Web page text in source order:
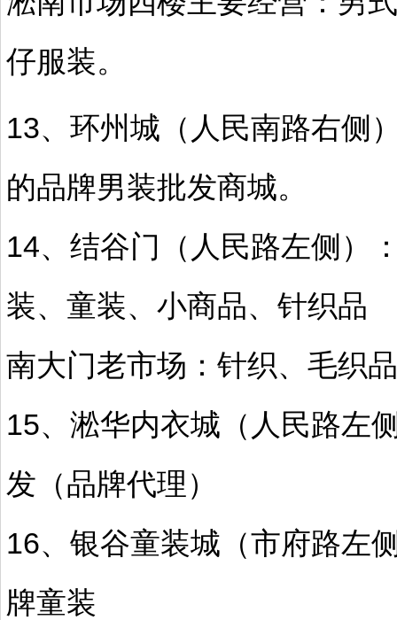
仔服装。
13、环州城（人民南路右侧
的品牌男装批发商城。
14、结谷门（人民路左侧）
装、童装、小商品、针织品
南大门老市场：针织、毛织
15、淞华内衣城（人民路左
发（品牌代理）
16、银谷童装城（市府路左
牌童装